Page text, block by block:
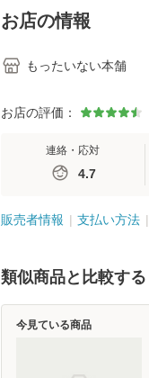
お店の情報
もったいない本舗
お店の評価：
連絡・応対
4.7
販売者情報 支払い方法
類似商品と比較する
今見ている商品